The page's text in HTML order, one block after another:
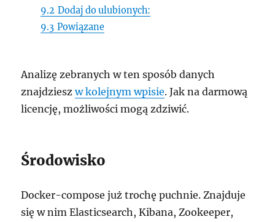
9.2 Dodaj do ulubionych:
9.3 Powiązane
Analizę zebranych w ten sposób danych
znajdzieszw kolejnym wpisie. Jak na darmową
licencję, możliwości mogą zdziwić.
Środowisko
Docker-compose już trochę puchnie. Znajduje
się w nim Elasticsearch, Kibana, Zookeeper,